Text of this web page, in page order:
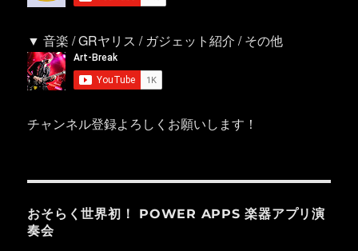
▼ 音楽 / GRヤリス / ガジェット紹介 / その他
チャンネル登録よろしくお願いします！
おそらく世界初！ POWER APPS 楽器アプリ演
奏会